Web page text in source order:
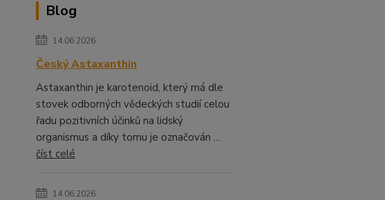
Blog
14.06.2026
Český Astaxanthin
Astaxanthin je karotenoid, který má dle
stovek odborných vědeckých studií celou
řadu pozitivních účinků na lidský
organismus a díky tomu je označován ...
číst celé
14.06.2026